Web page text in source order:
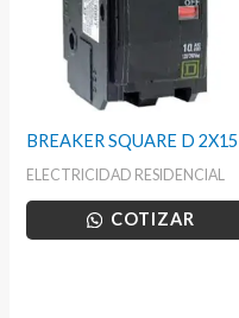
BREAKER SQUARE D 2X15
ELECTRICIDAD RESIDENCIAL
COTIZAR